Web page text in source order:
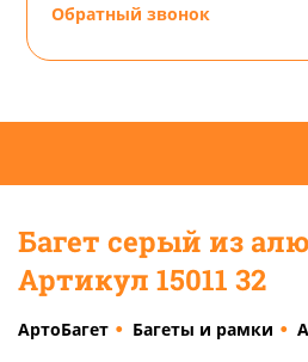
Обратный звонок
Багет серый из
Артикул 15011 32
АртоБагет Багеты и рамки